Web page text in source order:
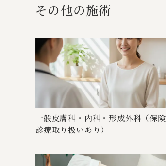
その 他 の 施 術
一般皮膚科・内科・形成外科（保険
診療取り扱 い あ り ）